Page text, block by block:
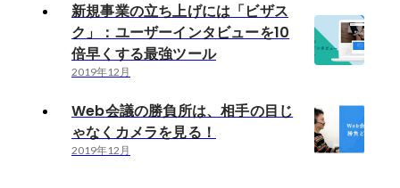
新規事業の立ち上げには「ビザス
ク」：ユーザーインタビューを10
倍早くする最強ツール
2019年12月
Web会議の勝負所は、相手の目じ
ゃなくカメラを見る！
2019年12月